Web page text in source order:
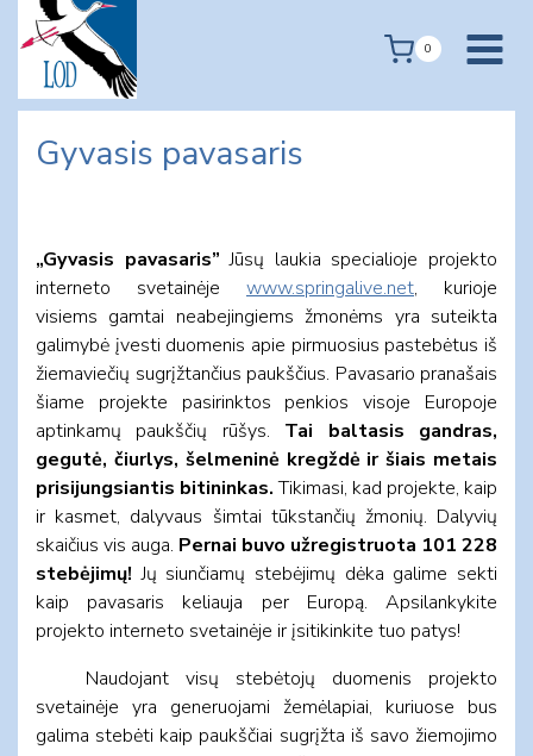
content
0
Gyvasis pavasaris
„Gyvasis pavasaris” Jūsų laukia specialioje projekto
interneto svetainėje www.springalive.net, kurioje
visiems gamtai neabejingiems žmonėms yra suteikta
galimybė įvesti duomenis apie pirmuosius pastebėtus iš
žiemaviečių sugrįžtančius paukščius. Pavasario pranašais
šiame projekte pasirinktos penkios visoje Europoje
aptinkamų paukščių rūšys. Tai baltasis gandras,
gegutė, čiurlys, šelmeninė kregždė ir šiais metais
prisijungsiantis bitininkas.Tikimasi, kad projekte, kaip
ir kasmet, dalyvaus šimtai tūkstančių žmonių. Dalyvių
skaičius vis auga. Pernai buvo užregistruota 101 228
stebėjimų! Jų siunčiamų stebėjimų dėka galime sekti
kaip pavasaris keliauja per Europą. Apsilankykite
projekto interneto svetainėje ir įsitikinkite tuo patys!
Naudojant visų stebėtojų duomenis projekto
svetainėje yra generuojami žemėlapiai, kuriuose bus
galima stebėti kaip paukščiai sugrįžta iš savo žiemojimo